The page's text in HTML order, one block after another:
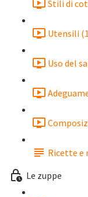
Stili di
Utensili
Uso del
Ricette e
Le zuppe